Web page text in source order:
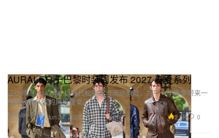
Fashion 时装
AURALEE 于巴黎时装周发布 2027 春夏系列
设计师 Ryota Iwai 以当代松弛感与流动剪裁，为下一个春季带来一
份精致而从容的风格提案。
Jun 24, 2026 2.5K 0